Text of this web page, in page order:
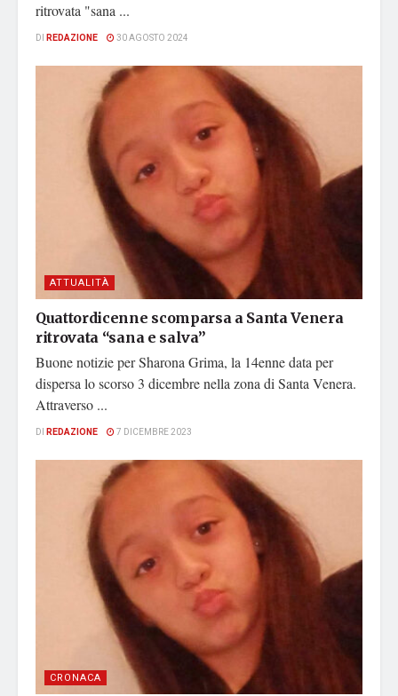
ritrovata "sana ...
DI REDAZIONE 30 AGOSTO 2024
ATTUALITÀ
Quattordicenne scomparsa a Santa Venera
ritrovata “sana e salva”
Buone notizie per Sharona Grima, la 14enne data per
dispersa lo scorso 3 dicembre nella zona di Santa Venera.
Attraverso ...
DI REDAZIONE 7 DICEMBRE 2023
CRONACA